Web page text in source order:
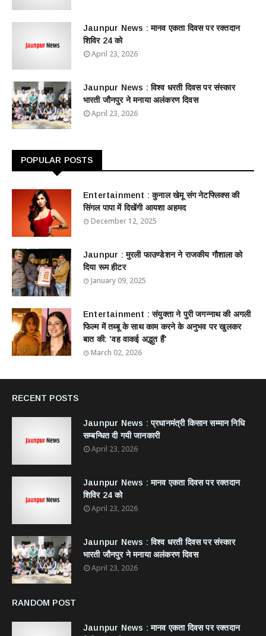
Jaunpur News : ​मानव एकता दिवस पर रक्तदान
शिविर 24 को
April 23, 2026
Jaunpur News : विश्व धरती दिवस पर संस्कार
भारती जौनपुर ने मनाया अलंकरण दिवस
April 23, 2026
POPULAR POSTS
Entertainment : ​​​​कुनाल खेमू संग नेटफ्लिक्स की
सिंगल पापा में दिखेंगी आयशा अहमद
December 12, 2025
Jaunpur : ​मुरली फाउण्डेशन ने राजकीय गौशाला को
दिया रूम हीटर
January 09, 2025
Entertainment : ​संयुक्ता ने पुरी जगन्नाथ की अगली
फिल्म में तब्बू के साथ काम करने के अनुभव पर खुलकर
बात की: 'वह वाकई अद्भुत हैं'
March 02, 2026
RECENT POSTS
Jaunpur News : ​प्रधानमंत्री किसान सम्मान निधि
सम्बन्धित दी गयी जानकारी
April 23, 2026
Jaunpur News : ​मानव एकता दिवस पर रक्तदान
शिविर 24 को
April 23, 2026
Jaunpur News : विश्व धरती दिवस पर संस्कार
भारती जौनपुर ने मनाया अलंकरण दिवस
April 23, 2026
RANDOM POST
Jaunpur News : ​मानव एकता दिवस पर रक्तदान